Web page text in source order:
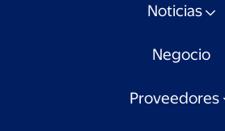
Noticias
Negocio
Proveedores